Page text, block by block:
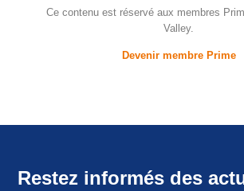
Ce contenu est réservé aux membres
Valley.
Devenir membre Prime
Restez informés des